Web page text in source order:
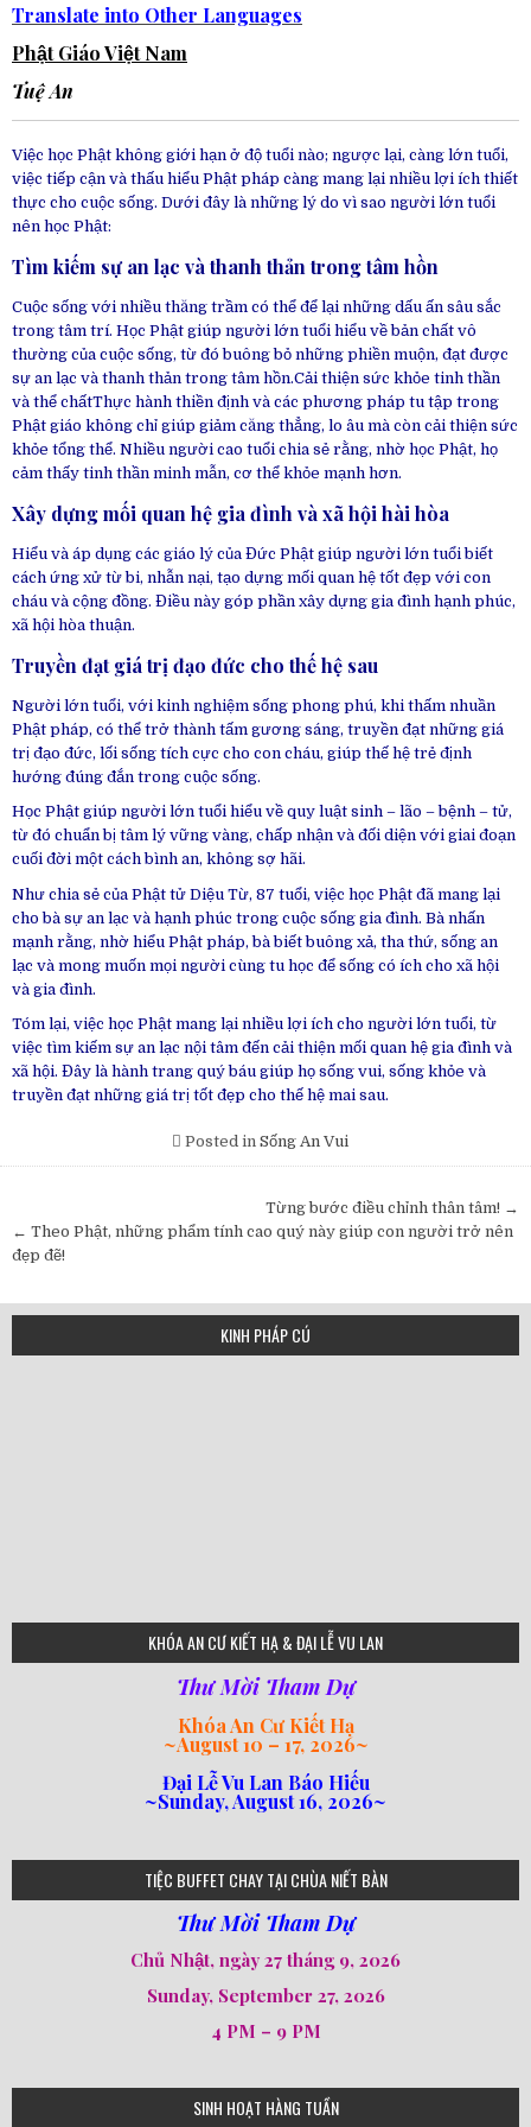
Translate into Other Languages
Phật Giáo Việt Nam
Tuệ An
Việc học Phật không giới hạn ở độ tuổi nào; ngược lại, càng lớn tuổi,
việc tiếp cận và thấu hiểu Phật pháp càng mang lại nhiều lợi ích thiết
thực cho cuộc sống. Dưới đây là những lý do vì sao người lớn tuổi
nên học Phật:
Tìm kiếm sự an lạc và thanh thản trong tâm hồn
Cuộc sống với nhiều thăng trầm có thể để lại những dấu ấn sâu sắc
trong tâm trí. Học Phật giúp người lớn tuổi hiểu về bản chất vô
thường của cuộc sống, từ đó buông bỏ những phiền muộn, đạt được
sự an lạc và thanh thản trong tâm hồn.Cải thiện sức khỏe tinh thần
và thể chấtThực hành thiền định và các phương pháp tu tập trong
Phật giáo không chỉ giúp giảm căng thẳng, lo âu mà còn cải thiện sức
khỏe tổng thể. Nhiều người cao tuổi chia sẻ rằng, nhờ học Phật, họ
cảm thấy tinh thần minh mẫn, cơ thể khỏe mạnh hơn.
Xây dựng mối quan hệ gia đình và xã hội hài hòa
Hiểu và áp dụng các giáo lý của Đức Phật giúp người lớn tuổi biết
cách ứng xử từ bi, nhẫn nại, tạo dựng mối quan hệ tốt đẹp với con
cháu và cộng đồng. Điều này góp phần xây dựng gia đình hạnh phúc,
xã hội hòa thuận.
Truyền đạt giá trị đạo đức cho thế hệ sau
Người lớn tuổi, với kinh nghiệm sống phong phú, khi thấm nhuần
Phật pháp, có thể trở thành tấm gương sáng, truyền đạt những giá
trị đạo đức, lối sống tích cực cho con cháu, giúp thế hệ trẻ định
hướng đúng đắn trong cuộc sống.
Học Phật giúp người lớn tuổi hiểu về quy luật sinh – lão – bệnh – tử,
từ đó chuẩn bị tâm lý vững vàng, chấp nhận và đối diện với giai đoạn
cuối đời một cách bình an, không sợ hãi.
Như chia sẻ của Phật tử Diệu Từ, 87 tuổi, việc học Phật đã mang lại
cho bà sự an lạc và hạnh phúc trong cuộc sống gia đình. Bà nhấn
mạnh rằng, nhờ hiểu Phật pháp, bà biết buông xả, tha thứ, sống an
lạc và mong muốn mọi người cùng tu học để sống có ích cho xã hội
và gia đình.
Tóm lại, việc học Phật mang lại nhiều lợi ích cho người lớn tuổi, từ
việc tìm kiếm sự an lạc nội tâm đến cải thiện mối quan hệ gia đình và
xã hội. Đây là hành trang quý báu giúp họ sống vui, sống khỏe và
truyền đạt những giá trị tốt đẹp cho thế hệ mai sau.
Posted in Sống An Vui
navigation
Từng bước điều chỉnh thân tâm! →
← Theo Phật, những phẩm tính cao quý này giúp con người trở nên
đẹp đẽ!
KINH PHÁP CÚ
KHÓA AN CƯ KIẾT HẠ & ĐẠI LỄ VU LAN
Thư Mời Tham Dự
Khóa An Cư Kiết Hạ
~August 10 – 17, 2026~
Đại Lễ Vu Lan Báo Hiếu
~Sunday, August 16, 2026~
TIỆC BUFFET CHAY TẠI CHÙA NIẾT BÀN
Thư Mời Tham Dự
Chủ Nhật, ngày 27 tháng 9, 2026
Sunday, September 27, 2026
4 PM – 9 PM
SINH HOẠT HÀNG TUẦN